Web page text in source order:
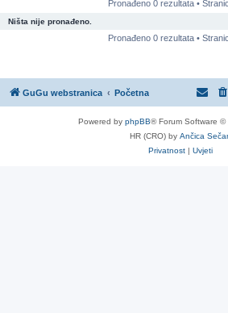
Pronađeno 0 rezultata •
Ništa nije pronađeno.
Pronađeno 0 rezultata •
GuGu webstranica Početna
Powered by phpBB® Forum Software ©
HR (CRO) by Ančica
Privatnost | Uvjeti